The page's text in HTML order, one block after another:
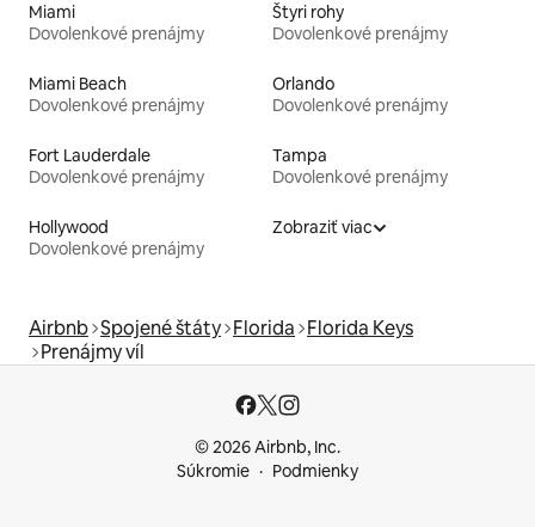
Miami
Dovolenkové prenájmy
Štyri rohy
Dovolenkové prenájmy
Miami Beach
Dovolenkové prenájmy
Orlando
Dovolenkové prenájmy
Fort Lauderdale
Dovolenkové prenájmy
Tampa
Dovolenkové prenájmy
Hollywood
Dovolenkové prenájmy
Zobraziť viac
Airbnb Spojené štáty Florida Florida Keys
Prenájmy víl
© 2026 Airbnb, Inc.
Súkromie
Podmienky